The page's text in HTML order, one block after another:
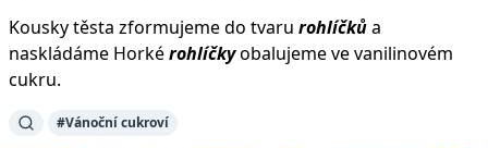
Kousky těsta zformujeme do tvaru rohlíčkůa
naskládáme Horkérohlíčkyobalujeme ve vanilinovém
cukru.
#Vánoční cukroví